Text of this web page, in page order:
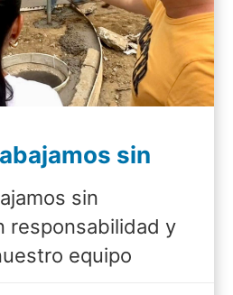
sin
sin
responsabilidad y
equipo